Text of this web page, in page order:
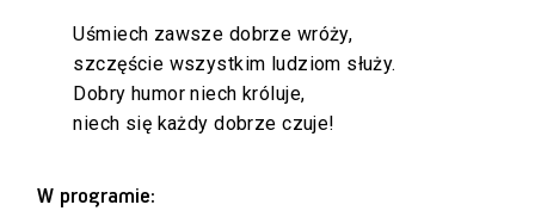
Uśmiech zawsze dobrze wróży,
szczęście wszystkim ludziom służy.
Dobry humor niech króluje,
niech się każdy dobrze czuje!
W programie: